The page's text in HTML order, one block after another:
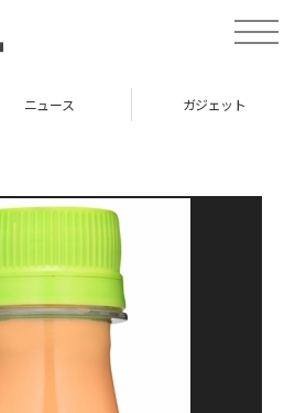
toggle
ニュース ガジェット